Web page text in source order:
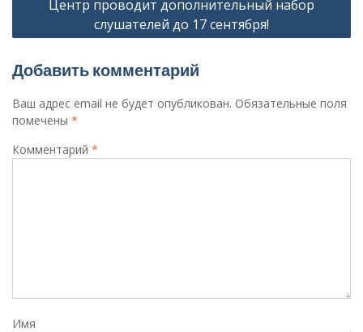
записямЦентр проводит дополнительный набор
слушателей до 17 сентября!
Добавить комментарий
Ваш адрес email не будет опубликован. Обязательные поля
помечены *
Комментарий *
Имя